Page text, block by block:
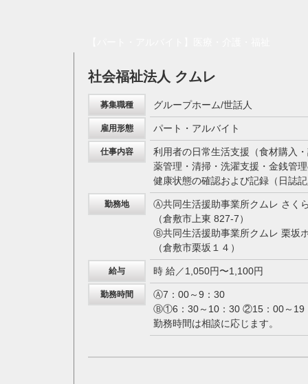
社会福祉法人 クムレ
募集職種 グループホーム/世話人
雇用形態 パート・アルバイト
仕事内容
利用者の日常生活支援（食材購入
薬管理・清掃・洗濯支援・金銭管
健康状態の確認および記録（日誌
勤務地
Ⓐ共同生活援助事業所クムレ さく
（倉敷市上東 827-7）
Ⓑ共同生活援助事業所クムレ 栗坂
（倉敷市栗坂１４）
給与 時 給／1,050円〜1,100円
勤務時間
Ⓐ7：00～9：30
Ⓑ①6：30～10：30 ②15：00～19
勤務時間は相談に応じます。